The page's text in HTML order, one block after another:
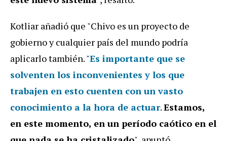
Kotliar añadió que "Chivo es un proyecto de
gobierno y cualquier país del mundo podría
aplicarlo también. "Es importante que se
solventen los inconvenientes y los que
trabajen en esto cuenten con un vasto
conocimiento a la hora de actuar.Estamos,
en este momento, en un período caótico en el